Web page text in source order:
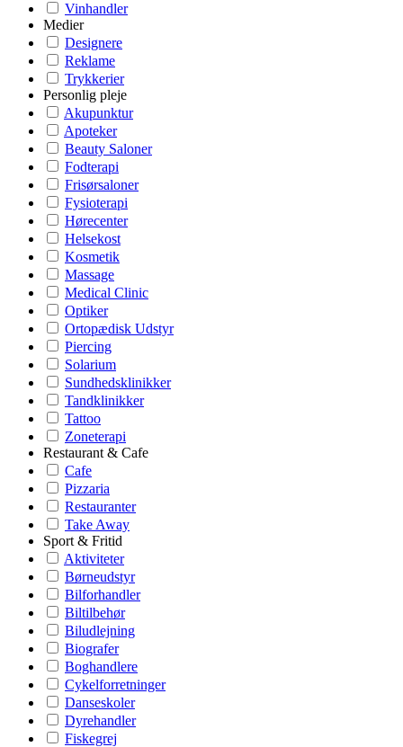
Vinhandler
Medier
Designere
Reklame
Trykkerier
Personlig pleje
Akupunktur
Apoteker
Beauty Saloner
Fodterapi
Frisørsaloner
Fysioterapi
Hørecenter
Helsekost
Kosmetik
Massage
Medical Clinic
Optiker
Ortopædisk Udstyr
Piercing
Solarium
Sundhedsklinikker
Tandklinikker
Tattoo
Zoneterapi
Restaurant & Cafe
Cafe
Pizzaria
Restauranter
Take Away
Sport & Fritid
Aktiviteter
Børneudstyr
Bilforhandler
Biltilbehør
Biludlejning
Biografer
Boghandlere
Cykelforretninger
Danseskoler
Dyrehandler
Fiskegrej